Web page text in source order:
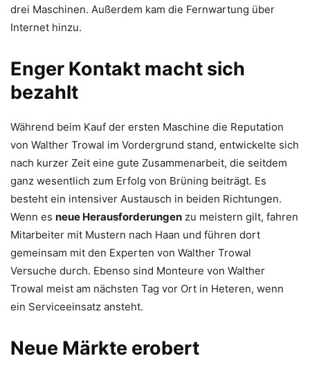
drei Maschinen. Außerdem kam die Fernwartung über
Internet hinzu.
Enger Kontakt macht sich
bezahlt
Während beim Kauf der ersten Maschine die Reputation
von Walther Trowal im Vordergrund stand, entwickelte sich
nach kurzer Zeit eine gute Zusammenarbeit, die seitdem
ganz wesentlich zum Erfolg von Brüning beiträgt. Es
besteht ein intensiver Austausch in beiden Richtungen.
Wenn es neue Herausforderungen zu meistern gilt, fahren
Mitarbeiter mit Mustern nach Haan und führen dort
gemeinsam mit den Experten von Walther Trowal
Versuche durch. Ebenso sind Monteure von Walther
Trowal meist am nächsten Tag vor Ort in Heteren, wenn
ein Serviceeinsatz ansteht.
Neue Märkte erobert